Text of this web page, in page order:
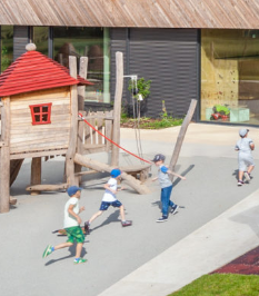
Publications
Autorisations de
bâtir
Analyses de l’eau
potable
Online Reider